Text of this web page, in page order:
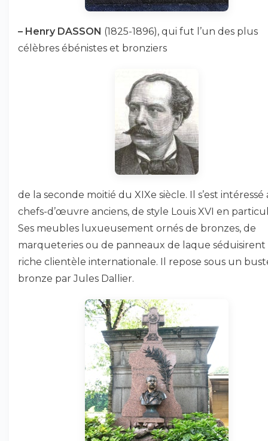
– Henry DASSON (1825-1896), qui fut l’un des plus
célèbres ébénistes et bronziers
de la seconde moitié du XIXe siècle. Il s’est intéressé
chefs-d’œuvre anciens, de style Louis XVI en
Ses meubles luxueusement ornés de bronzes, de
marqueteries ou de panneaux de laque
riche clientèle internationale. Il repose sous un
bronze par Jules Dallier.